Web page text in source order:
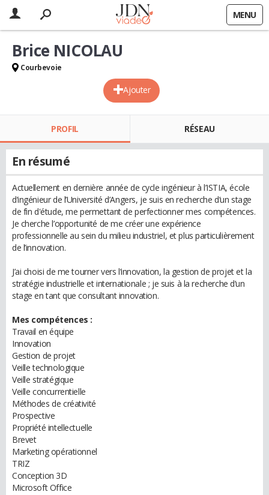
MENU
Ajouter
Brice NICOLAU
Courbevoie
PROFIL RÉSEAU
En résumé
Actuellement en dernière année de cycle ingénieur à l’ISTIA, école
d’ingénieur de l’Université d’Angers, je suis en recherche d’un stage
de fin d'étude, me permettant de perfectionner mes compétences.
Je cherche l’opportunité de me créer une expérience
professionnelle au sein du milieu industriel, et plus particulièrement
de l’innovation.
J’ai choisi de me tourner vers l’innovation, la gestion de projet et la
stratégie industrielle et internationale ; je suis à la recherche d’un
stage en tant que consultant innovation.
Mes compétences :
Travail en équipe
Innovation
Gestion de projet
Veille technologique
Veille stratégique
Veille concurrentielle
Méthodes de créativité
Prospective
Propriété intellectuelle
Brevet
Marketing opérationnel
TRIZ
Conception 3D
Microsoft Office